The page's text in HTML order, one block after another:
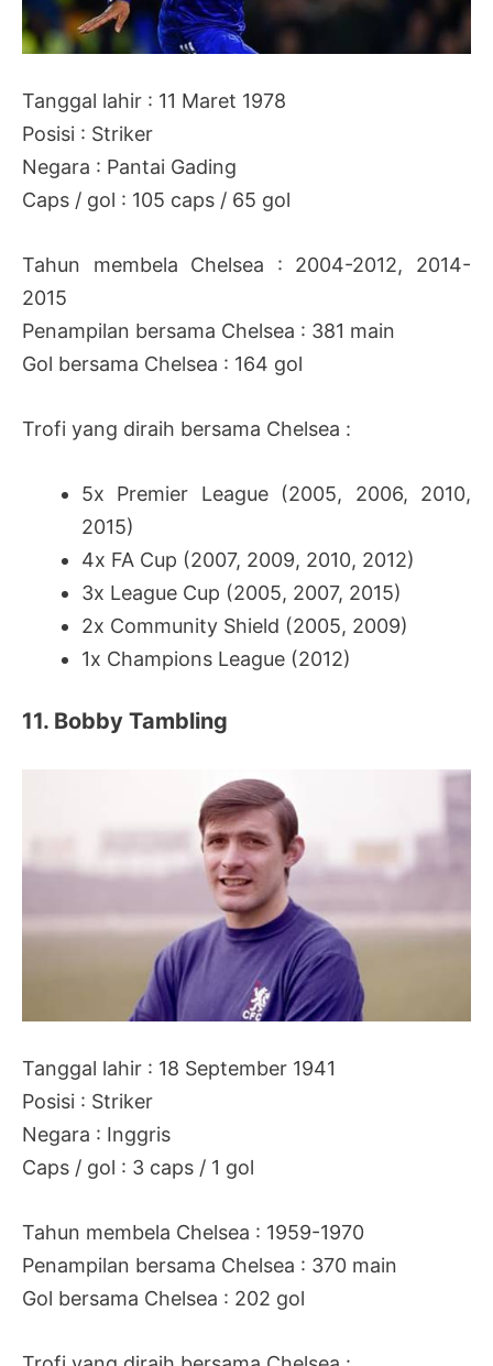
Tanggal lahir : 11 Maret 1978
Posisi : Striker
Negara : Pantai Gading
Caps / gol : 105 caps / 65 gol
Tahun membela Chelsea : 2004-2012, 2014-
2015
Penampilan bersama Chelsea : 381 main
Gol bersama Chelsea : 164 gol
Trofi yang diraih bersama Chelsea :
5x Premier League (2005, 2006, 2010,
2015)
4x FA Cup (2007, 2009, 2010, 2012)
3x League Cup (2005, 2007, 2015)
2x Community Shield (2005, 2009)
1x Champions League (2012)
11. Bobby Tambling
Tanggal lahir : 18 September 1941
Posisi : Striker
Negara : Inggris
Caps / gol : 3 caps / 1 gol
Tahun membela Chelsea : 1959-1970
Penampilan bersama Chelsea : 370 main
Gol bersama Chelsea : 202 gol